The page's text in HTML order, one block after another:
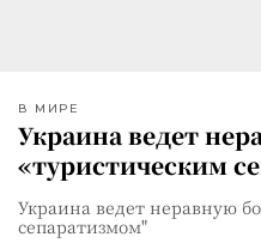
В МИРЕ
Украина ведет
«туристическим
Украина ведет неравную
сепаратизмом"